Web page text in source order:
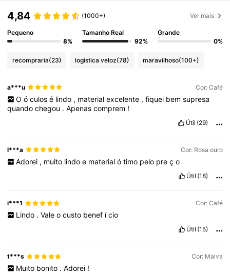
4,84 (1000+) Ver mais
Pequeno
8%
Tamanho Real
92%
Grande
0%
recompraria(23) logística veloz(78) maravilhoso(100+)
a***u Cor: Café
O ó culos é lindo , material excelente , fiquei bem supresa
quandochegou .Apenascomprem !
Útil (29)
l***a Cor: Rosa ouro
Adorei , muito lindo e material ó timo pelo pre ç o
Útil (18)
i***1 Cor: Café
Lindo . Vale o custo benef ício
Útil (15)
t***s Cor: Malva
Muito bonito . Adorei !